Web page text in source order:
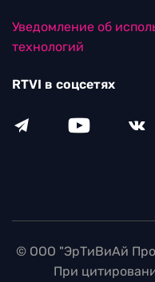
Уведомление об
технологий
RTVI в соцсетях
© ООО "ЭрТиВиАй
При